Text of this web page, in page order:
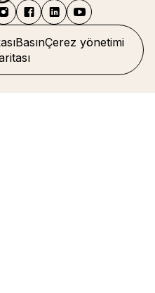
BasınÇerez yönetimi